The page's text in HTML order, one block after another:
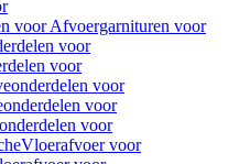
voor Afvoergarnituren voor
voor
voor
voor
voor
voor
Vloerafvoer voor